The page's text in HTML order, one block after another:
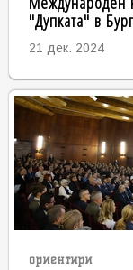
"Дупката" в
21 дек. 2024
ориентири